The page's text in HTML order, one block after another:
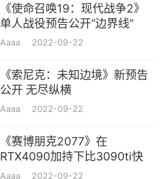
《使命召唤19：现代战争2》
单人战役预告公开“边界线”
Aaaa 2022-09-22
《索尼克：未知边境》新预告
公开 无尽纵横
Aaaa 2022-09-22
《赛博朋克2077》在
RTX4090加持下比3090ti快
2.5倍
Aaaa 2022-09-22